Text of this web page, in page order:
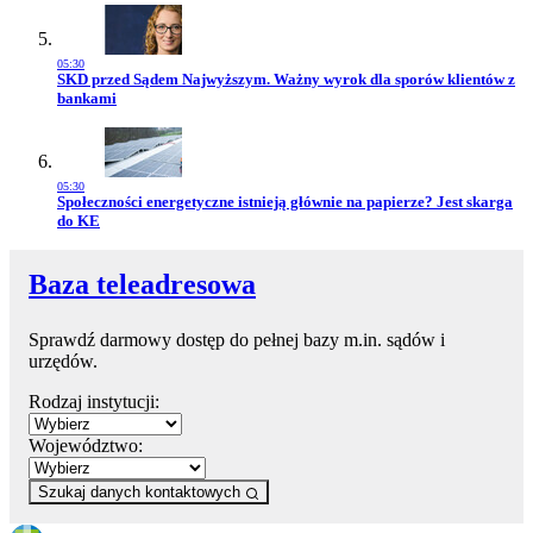
05:30
Przejdź do artykułu:
SKD przed Sądem Najwyższym. Ważny wyrok dla sporów klientów z
bankami
05:30
Przejdź do artykułu:
Społeczności energetyczne istnieją głównie na papierze? Jest skarga
do KE
Baza teleadresowa
Sprawdź darmowy dostęp do pełnej bazy m.in. sądów i
urzędów.
Rodzaj instytucji:
Województwo:
Szukaj danych kontaktowych